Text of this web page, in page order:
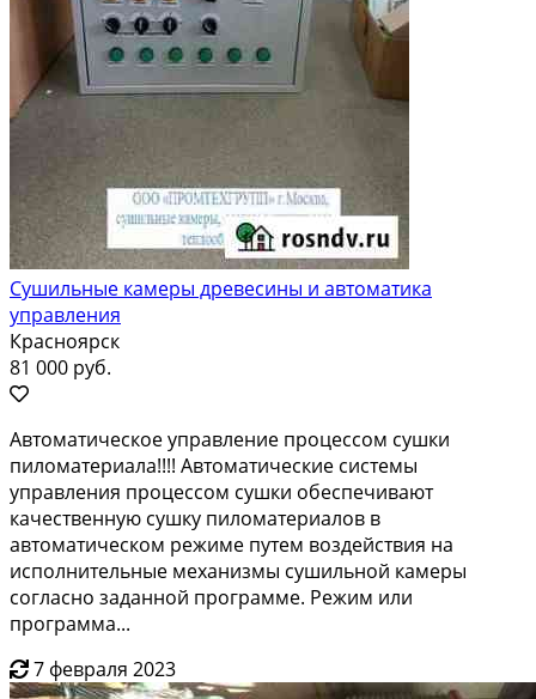
Сушильные камеры древесины и автоматика
управления
Красноярск
81 000 руб.
Автоматическое управление процессом сушки
пиломатериала!!!! Автоматические системы
управления процессом сушки обеспечивают
качественную сушку пиломатериалов в
автоматическом режиме путем воздействия на
исполнительные механизмы сушильной камеры
согласно заданной программе. Режим или
программа...
7 февраля 2023